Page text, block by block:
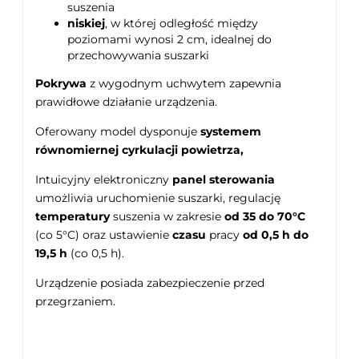
suszenia
niskiej, w której odległość między
poziomami wynosi 2 cm, idealnej do
przechowywania suszarki
Pokrywa z wygodnym uchwytem zapewnia
prawidłowe działanie urządzenia.
Oferowany model dysponuje systemem
równomiernej cyrkulacji powietrza,
Intuicyjny elektroniczny panel sterowania
umożliwia uruchomienie suszarki, regulację
temperaturysuszenia w zakresie od 35 do 70°C
(co 5°C) oraz ustawienie czasu pracy od 0,5 h do
19,5 h (co 0,5 h).
Urządzenie posiada zabezpieczenie przed
przegrzaniem.